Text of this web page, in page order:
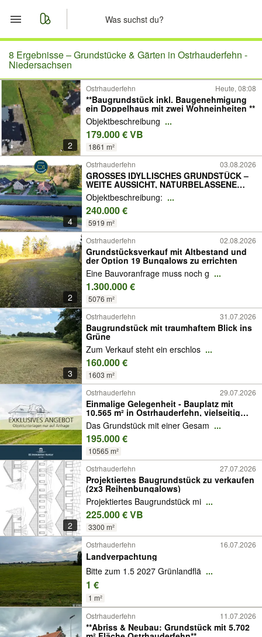
Start
Merkliste
Nachrichten
Anzeige aufgeben
8 Ergebnisse –Grundstücke & Gärten in Ostrhauderfehn -
Niedersachsen
2
Ostrhauderfehn Heute, 08:08
**Baugrundstück inkl. Baugenehmigung
ein Doppelhaus mit zwei Wohneinheiten **
Objektbeschreibung ...
179.000 € VB
1861 m²
4
Ostrhauderfehn 03.08.2026
GROSSES IDYLLISCHES GRUNDSTÜCK –
WEITE AUSSICHT, NATURBELASSENE
RUHE, IDEAL FÜR NATURLIEBHABER!
Objektbeschreibung: ...
240.000 €
5919 m²
2
Ostrhauderfehn 02.08.2026
Grundstücksverkauf mit Altbestand und
der Option 19 Bungalows zu errichten
Eine Bauvoranfrage muss noch g ...
1.300.000 €
5076 m²
3
Ostrhauderfehn 31.07.2026
Baugrundstück mit traumhaftem Blick ins
Grüne
Zum Verkauf steht ein erschlos ...
160.000 €
1603 m²
Ostrhauderfehn
29.07.2026
Einmalige Gelegenheit - Bauplatz mit
10.565 m² in Ostrhauderfehn, vielseitig
Nutzbar
Das Grundstück mit einer Gesam ...
195.000 €
10565 m²
2
Ostrhauderfehn 27.07.2026
Projektiertes Baugrundstück zu verkaufen
(2x3 Reihenbungalows)
Projektiertes Baugrundstück mi ...
225.000 € VB
3300 m²
Ostrhauderfehn
16.07.2026
Landverpachtung
Bitte zum 1.5 2027 Grünlandflä ...
1 €
1 m²
Ostrhauderfehn 11.07.2026
**Abriss & Neubau: Grundstück mit 5.702